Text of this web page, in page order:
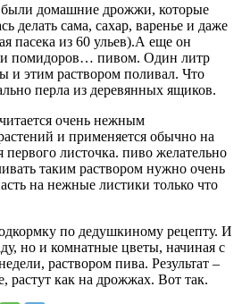
были домашние дрожжи, которые
делать сама, сахар, варенье и даже
пасека из 60 ульев).А еще он
и помидоров… пивом. Один литр
и этим раствором поливал. Что
перла из деревянных ящиков.
очень нежным
и применяется обычно на
первого листочка. пиво желательно
таким раствором нужно очень
на нежные листики только что
по дедушкиному рецепту. И
но и комнатные цветы, начиная с
раствором пива. Результат –
растут как на дрожжах. Вот так.